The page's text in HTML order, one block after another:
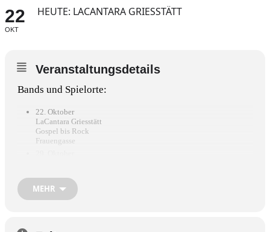
22
OKT
HEUTE: LACANTARA GRIESSTÄTT
Veranstaltungsdetails
Bands und Spielorte:
22. Oktober
LaCantara Griesstätt
Gospel bis Rock
Frauengasse
MEHR